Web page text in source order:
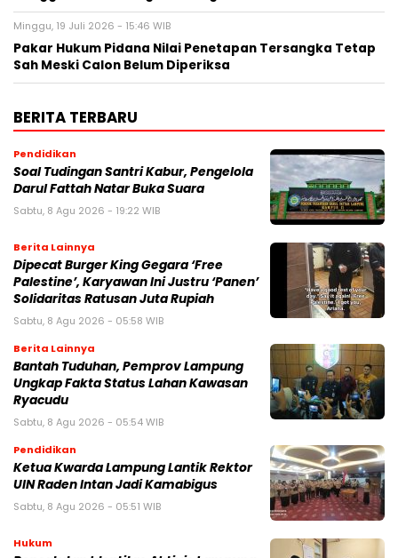
Minggu, 19 Juli 2026 - 15:46 WIB
Pakar Hukum Pidana Nilai Penetapan Tersangka Tetap
Sah Meski Calon Belum Diperiksa
BERITA TERBARU
Pendidikan
Soal Tudingan Santri Kabur, Pengelola
Darul Fattah Natar Buka Suara
Sabtu, 8 Agu 2026 - 19:22 WIB
Berita Lainnya
Dipecat Burger King Gegara ‘Free
Palestine’, Karyawan Ini Justru ‘Panen’
Solidaritas Ratusan Juta Rupiah
Sabtu, 8 Agu 2026 - 05:58 WIB
Berita Lainnya
Bantah Tuduhan, Pemprov Lampung
Ungkap Fakta Status Lahan Kawasan
Ryacudu
Sabtu, 8 Agu 2026 - 05:54 WIB
Pendidikan
Ketua Kwarda Lampung Lantik Rektor
UIN Raden Intan Jadi Kamabigus
Sabtu, 8 Agu 2026 - 05:51 WIB
Hukum